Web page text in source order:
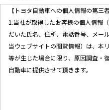
【トヨタ自動車への個人情報の第三
1.当社が取得したお客様の個人情報
だいた氏名、住所、電話番号、メー
当ウェブサイトの閲覧情報）は、本
等が生じた場合に限り、原因調査・
自動車に提供させて頂きます。